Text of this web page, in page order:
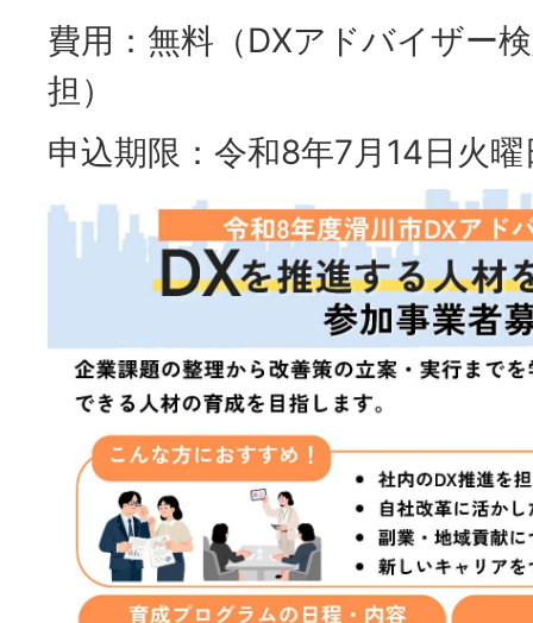
費用：無料（DXアドバイザー
担）
申込期限：令和8年7月14日火曜